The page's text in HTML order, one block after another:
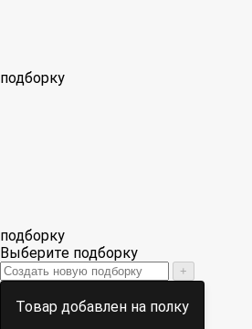
подборку
подборку
Выберите подборку
+
Товар добавлен на полку